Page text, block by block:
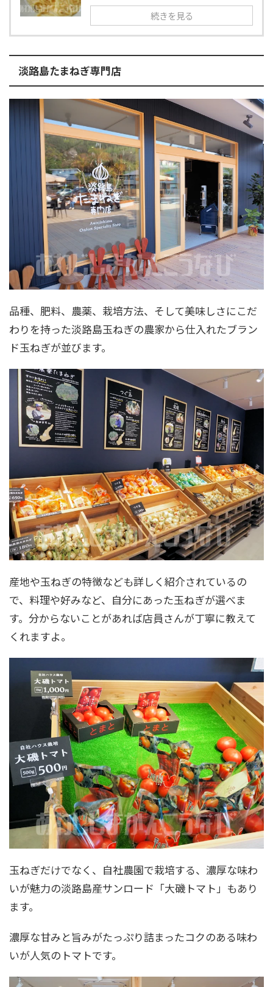
続きを見る
淡路島たまねぎ専門店
品種、肥料、農薬、栽培方法、そして美味しさにこだ
わりを持った淡路島玉ねぎの農家から仕入れたブラン
ド玉ねぎが並びます。
産地や玉ねぎの特徴なども詳しく紹介されているの
で、料理や好みなど、自分にあった玉ねぎが選べま
す。分からないことがあれば店員さんが丁寧に教えて
くれますよ。
玉ねぎだけでなく、自社農園で栽培する、濃厚な味わ
いが魅力の淡路島産サンロード「大磯トマト」もあり
ます。
濃厚な甘みと旨みがたっぷり詰まったコクのある味わ
いが人気のトマトです。